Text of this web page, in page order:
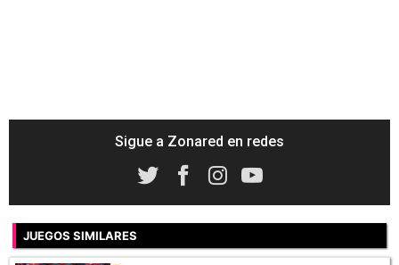
Sigue a Zonared en redes
JUEGOS SIMILARES